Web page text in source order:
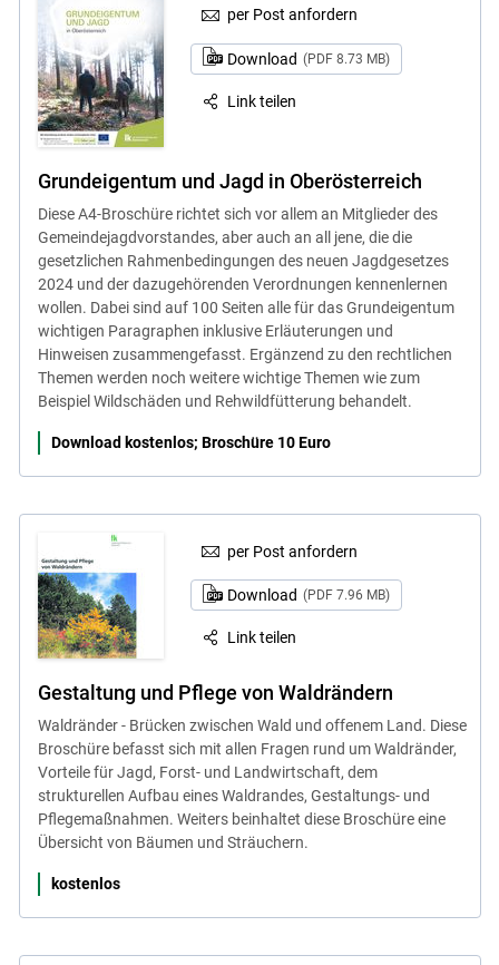
per Post anfordern
Download (PDF 8.73 MB)
Link teilen
Grundeigentum und Jagd in Oberösterreich
Diese A4-Broschüre richtet sich vor allem an Mitglieder des
Gemeindejagdvorstandes, aber auch an all jene, die die
gesetzlichen Rahmenbedingungen des neuen Jagdgesetzes
2024 und der dazugehörenden Verordnungen kennenlernen
wollen. Dabei sind auf 100 Seiten alle für das Grundeigentum
wichtigen Paragraphen inklusive Erläuterungen und
Hinweisen zusammengefasst. Ergänzend zu den rechtlichen
Themen werden noch weitere wichtige Themen wie zum
Beispiel Wildschäden und Rehwildfütterung behandelt.
Download kostenlos; Broschüre 10 Euro
per Post anfordern
Download (PDF 7.96 MB)
Link teilen
Gestaltung und Pflege von Waldrändern
Waldränder - Brücken zwischen Wald und offenem Land. Diese
Broschüre befasst sich mit allen Fragen rund um Waldränder,
Vorteile für Jagd, Forst- und Landwirtschaft, dem
strukturellen Aufbau eines Waldrandes, Gestaltungs- und
Pflegemaßnahmen. Weiters beinhaltet diese Broschüre eine
Übersicht von Bäumen und Sträuchern.
kostenlos